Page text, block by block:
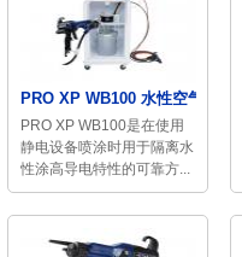
PRO XP WB100 水性空气...
PRO XP WB100是在使用
静电设备喷涂时用于隔离水
性涂高导电特性的可靠方...